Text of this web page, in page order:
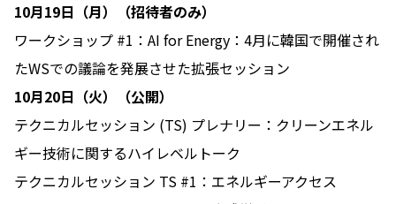
10月19日（月）（招待者のみ）
ワークショップ #1：AI for Energy：4月に韓国で開催され
たWSでの議論を発展させた拡張セッション
10月20日（火）（公開）
テクニカルセッション (TS) プレナリー：クリーンエネル
ギー技術に関するハイレベルトーク
テクニカルセッション TS #1：エネルギーアクセス